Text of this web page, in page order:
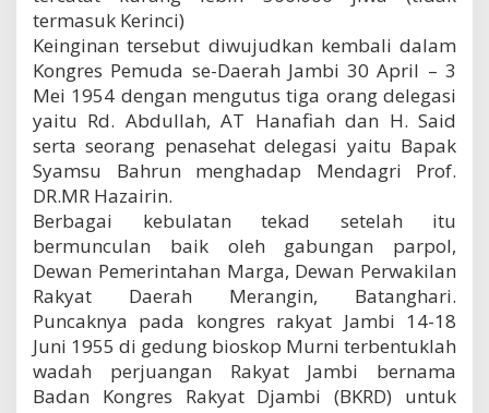
termasuk Kerinci)
Keinginan tersebut diwujudkan kembali dalam
Kongres Pemuda se-Daerah Jambi 30 April – 3
Mei 1954 dengan mengutus tiga orang delegasi
yaitu Rd. Abdullah, AT Hanafiah dan H. Said
serta seorang penasehat delegasi yaitu Bapak
Syamsu Bahrun menghadap Mendagri Prof.
DR.MR Hazairin.
Berbagai kebulatan tekad setelah itu
bermunculan baik oleh gabungan parpol,
Dewan Pemerintahan Marga, Dewan Perwakilan
Rakyat Daerah Merangin, Batanghari.
Puncaknya pada kongres rakyat Jambi 14-18
Juni 1955 di gedung bioskop Murni terbentuklah
wadah perjuangan Rakyat Jambi bernama
Badan Kongres Rakyat Djambi (BKRD) untuk